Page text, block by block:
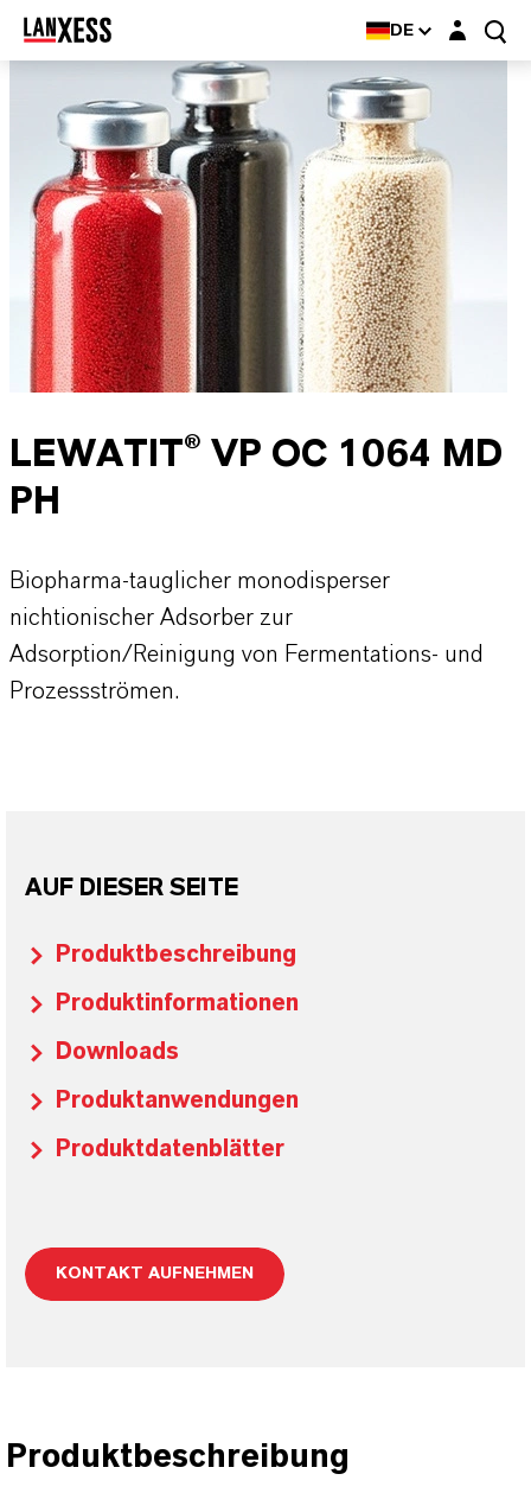
DE Login-Maske
LEWATIT® VP OC 1064 MD
PH
Biopharma-tauglicher monodisperser
nichtionischer Adsorber zur
Adsorption/Reinigung von Fermentations- und
Prozessströmen.
AUF DIESER SEITE
Produktbeschreibung
Produktinformationen
Downloads
Produktanwendungen
Produktdatenblätter
KONTAKT AUFNEHMEN
Produktbeschreibung